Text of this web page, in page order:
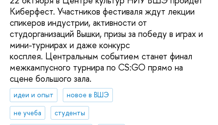
Киберфест. Участников фестиваля ждут лекции
спикеров индустрии, активности от
студорганизаций Вышки, призы за победу в играх и
мини-турнирах и даже конкурс
косплея. Центральным событием станет финал
межкампусного турнира по CS:GO прямо на
сцене большого зала.
идеи и опыт
новое в ВШЭ
не учеба
студенты